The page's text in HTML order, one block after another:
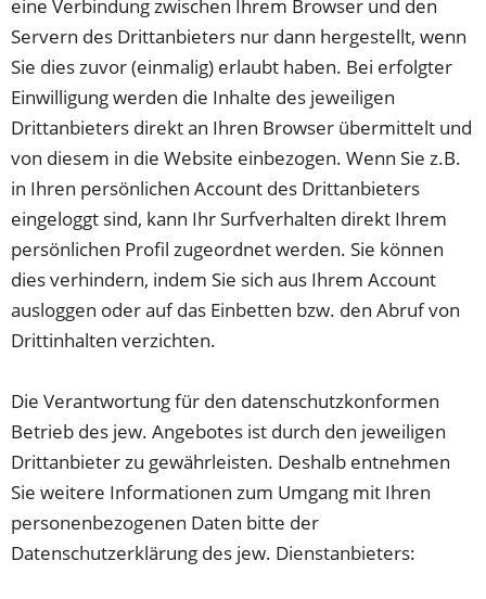
eine Verbindung zwischen Ihrem Browser und den
Servern des Drittanbieters nur dann hergestellt, wenn
Sie dies zuvor (einmalig) erlaubt haben. Bei erfolgter
Einwilligung werden die Inhalte des jeweiligen
Drittanbieters direkt an Ihren Browser übermittelt und
von diesem in die Website einbezogen. Wenn Sie z.B.
in Ihren persönlichen Account des Drittanbieters
eingeloggt sind, kann Ihr Surfverhalten direkt Ihrem
persönlichen Profil zugeordnet werden. Sie können
dies verhindern, indem Sie sich aus Ihrem Account
ausloggen oder auf das Einbetten bzw. den Abruf von
Drittinhalten verzichten.
Die Verantwortung für den datenschutzkonformen
Betrieb des jew. Angebotes ist durch den jeweiligen
Drittanbieter zu gewährleisten. Deshalb entnehmen
Sie weitere Informationen zum Umgang mit Ihren
personenbezogenen Daten bitte der
Datenschutzerklärung des jew. Dienstanbieters: